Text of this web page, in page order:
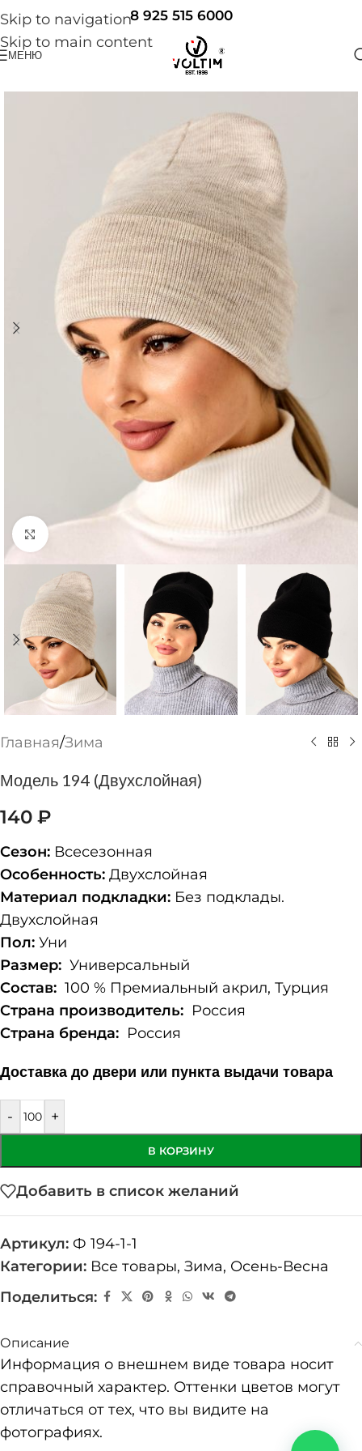
Skip to navigation
Skip to main content
8 925 515 6000
МЕНЮ
Нажмите, чтобы увеличить
Главная/Зима
Модель 194 (Двухслойная)
140 ₽
Сезон: Всесезонная
Особенность: Двухслойная
Материал подкладки: Без подклады.
Двухслойная
Пол: Уни
Размер: Универсальный
Состав: 100 % Премиальный акрил, Турция
Страна производитель: Россия
Страна бренда: Россия
Доставка до двери или пункта выдачи товара
- +
В КОРЗИНУ
Добавить в список желаний
Артикул: Ф 194-1-1
Категории: Все товары, Зима, Осень-Весна
Поделиться:
Описание
Информация о внешнем виде товара носит
справочный характер. Оттенки цветов могут
отличаться от тех, что вы видите на
фотографиях.